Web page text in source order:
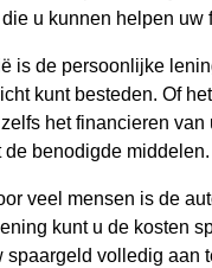
u kunnen helpen
is de persoonlijke
kunt besteden. Of
het financieren
benodigde middelen.
veel mensen is de
kunt u de kosten
volledig aan